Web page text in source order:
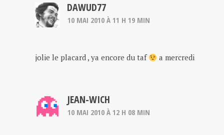
DAWUD77
10 MAI 2010 À 11 H 19 MIN
jolie le placard , ya encore du taf a mercredi
JEAN-WICH
10 MAI 2010 À 12 H 08 MIN